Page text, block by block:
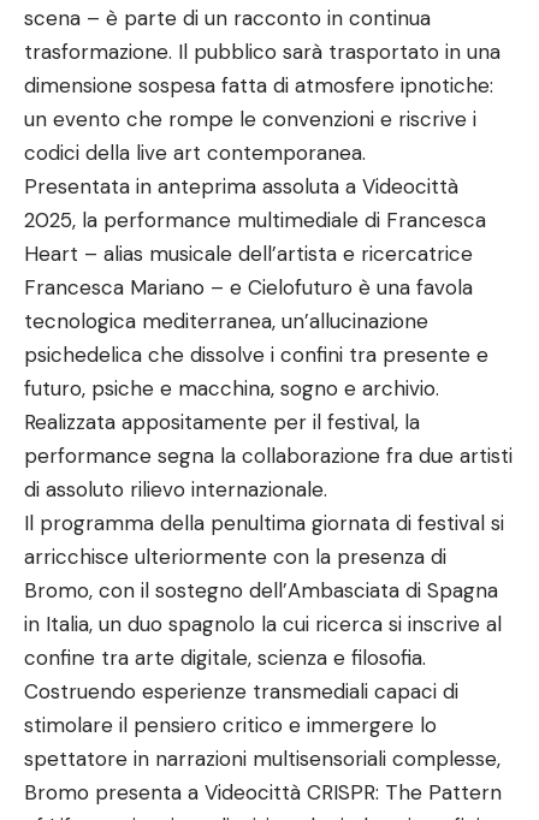
scena – è parte di un racconto in continua
trasformazione. Il pubblico sarà trasportato in una
dimensione sospesa fatta di atmosfere ipnotiche:
un evento che rompe le convenzioni e riscrive i
codici della live art contemporanea.
Presentata in anteprima assoluta a Videocittà
2025, la performance multimediale di Francesca
Heart – alias musicale dell’artista e ricercatrice
Francesca Mariano – e Cielofuturo è una favola
tecnologica mediterranea, un’allucinazione
psichedelica che dissolve i confini tra presente e
futuro, psiche e macchina, sogno e archivio.
Realizzata appositamente per il festival, la
performance segna la collaborazione fra due artisti
di assoluto rilievo internazionale.
Il programma della penultima giornata di festival si
arricchisce ulteriormente con la presenza di
Bromo, con il sostegno dell’Ambasciata di Spagna
in Italia, un duo spagnolo la cui ricerca si inscrive al
confine tra arte digitale, scienza e filosofia.
Costruendo esperienze transmediali capaci di
stimolare il pensiero critico e immergere lo
spettatore in narrazioni multisensoriali complesse,
Bromo presenta a Videocittà CRISPR: The Pattern